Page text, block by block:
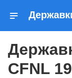
CFNL